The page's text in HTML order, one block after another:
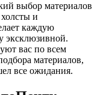
выбор материалов
и
каждую
эксклюзивной.
вас по всем
материалов,
все ожидания.